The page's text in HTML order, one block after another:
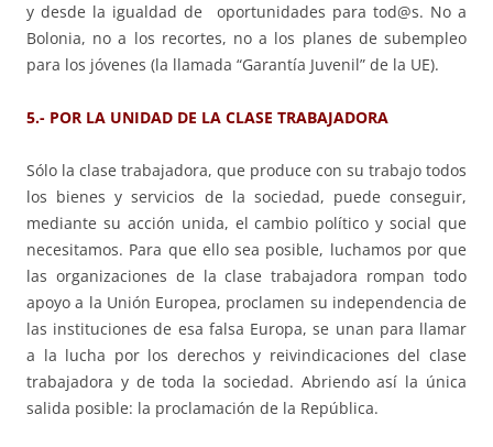
y desde la igualdad de oportunidades para tod@s. No a
Bolonia, no a los recortes, no a los planes de subempleo
para los jóvenes (la llamada “Garantía Juvenil” de la UE).
5.- POR LA UNIDAD DE LA CLASE TRABAJADORA
Sólo la clase trabajadora, que produce con su trabajo todos
los bienes y servicios de la sociedad, puede conseguir,
mediante su acción unida, el cambio político y social que
necesitamos. Para que ello sea posible, luchamos por que
las organizaciones de la clase trabajadora rompan todo
apoyo a la Unión Europea, proclamen su independencia de
las instituciones de esa falsa Europa, se unan para llamar
a la lucha por los derechos y reivindicaciones del clase
trabajadora y de toda la sociedad. Abriendo así la única
salida posible: la proclamación de la República.